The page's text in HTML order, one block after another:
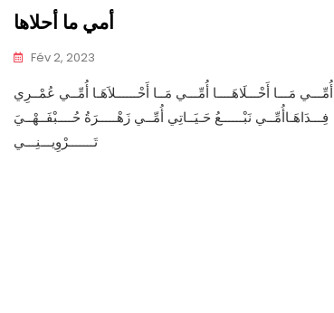
أمي ما أحلاها
Fév 2, 2023
أُمِّـــي مَـــا أَحْـــلَاهَــــا أُمِّـــي مَــا أَحْــــــلاَهَـا أُمِّــي عُمْــرِي
فِـــدَاهَـاأُمِّــي نَبْــــــعُ حَـيَــاتِي أُمِّــي زَهْـــــرَةُ حُــــبْفَــهْــيَ
تَـــــــرْوِيـــنِـــي